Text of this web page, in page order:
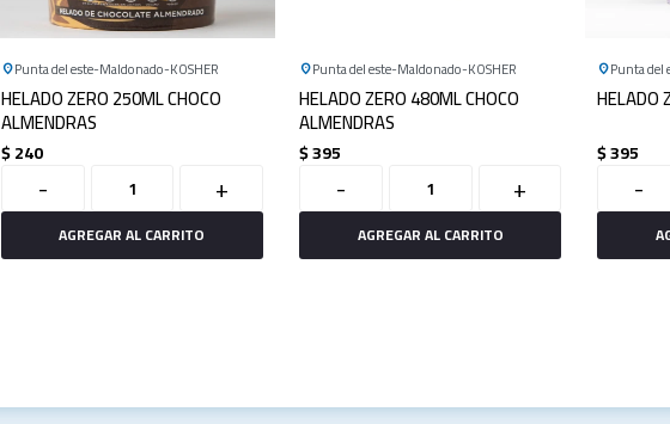
Punta del este Maldonado KOSHER
HELADO ZERO 250ML CHOCO
ALMENDRAS
$240
- +
Punta del este Maldonado KOSHER
HELADO ZERO 480ML CHOCO
ALMENDRAS
$395
- +
Punta del
HELADO
$395
-